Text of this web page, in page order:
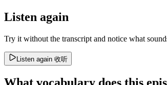
Listen again
Try it without the transcript and notice what
Listen again 收听